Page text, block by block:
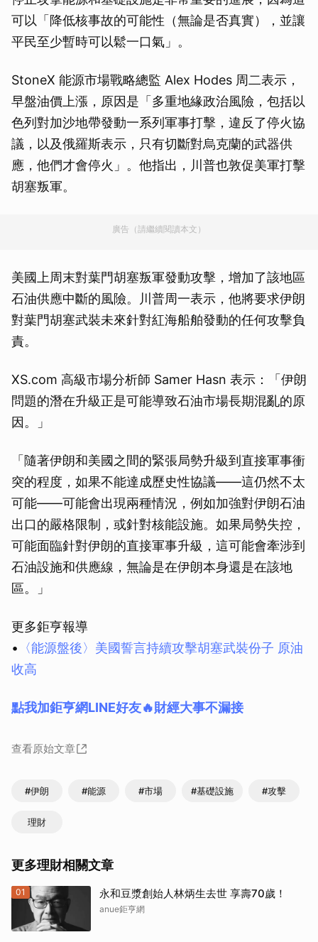
可以「降低核事故的可能性（無論是否真實），並讓
平民至少暫時可以鬆一口氣」。
StoneX 能源市場戰略總監 Alex Hodes 周二表示，
早盤油價上漲，原因是「多重地緣政治風險，包括以
色列對加沙地帶發動一系列軍事打擊，違反了停火協
議，以及俄羅斯表示，只有切斷對烏克蘭的武器供
應，他們才會停火」。他指出，川普也敦促美軍打擊
胡塞叛軍。
廣告（請繼續閱讀本文）
美國上周末對葉門胡塞叛軍發動攻擊，增加了該地區
石油供應中斷的風險。川普周一表示，他將要求伊朗
對葉門胡塞武裝未來針對紅海船舶發動的任何攻擊負
責。
XS.com 高級市場分析師 Samer Hasn 表示：「伊朗
問題的潛在升級正是可能導致石油市場長期混亂的原
因。」
「隨著伊朗和美國之間的緊張局勢升級到直接軍事衝
突的程度，如果不能達成歷史性協議——這仍然不太
可能——可能會出現兩種情況，例如加強對伊朗石油
出口的嚴格限制，或針對核能設施。如果局勢失控，
可能面臨針對伊朗的直接軍事升級，這可能會牽涉到
石油設施和供應線，無論是在伊朗本身還是在該地
區。」
更多鉅亨報導
• 〈能源盤後〉美國誓言持續攻擊胡塞武裝份子 原油
收高
點我加鉅亨網LINE好友🔥財經大事不漏接
查看原始文章
#伊朗 #能源 #市場 #基礎設施 #攻擊
理財
更多理財相關文章
01 永和豆漿創始人林炳生去世 享壽70歲！
anue鉅亨網